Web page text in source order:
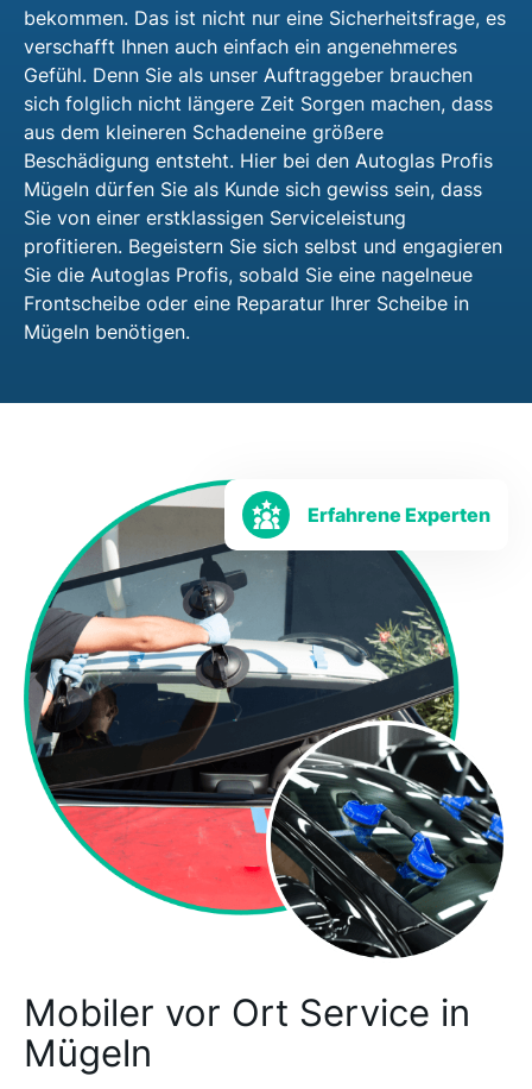
bekommen. Das ist nicht nur eine Sicherheitsfrage, es
verschafft Ihnen auch einfach ein angenehmeres
Gefühl. Denn Sie als unser Auftraggeber brauchen
sich folglich nicht längere Zeit Sorgen machen, dass
aus dem kleineren Schadeneine größere
Beschädigung entsteht. Hier bei den Autoglas Profis
Mügeln dürfen Sie als Kunde sich gewiss sein, dass
Sie von einer erstklassigen Serviceleistung
profitieren. Begeistern Sie sich selbst und engagieren
Sie die Autoglas Profis, sobald Sie eine nagelneue
Frontscheibe oder eine Reparatur Ihrer Scheibe in
Mügeln benötigen.
Mobiler vor Ort Service in
Mügeln
Erfahrene Experten